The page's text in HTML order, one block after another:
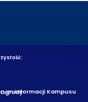
Dynamiczne centrum informacji Kampusu Ogrody